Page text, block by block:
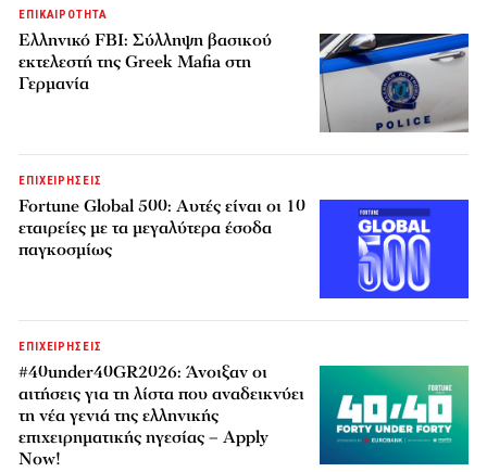
ΕΠΙΚΑΙΡΟΤΗΤΑ
Ελληνικό FBI: Σύλληψη βασικού
εκτελεστή της Greek Mafia στη
Γερμανία
ΕΠΙΧΕΙΡΗΣΕΙΣ
Fortune Global 500: Αυτές είναι οι 10
εταιρείες με τα μεγαλύτερα έσοδα
παγκοσμίως
ΕΠΙΧΕΙΡΗΣΕΙΣ
#40under40GR2026: Άνοιξαν οι
αιτήσεις για τη λίστα που αναδεικνύει
τη νέα γενιά της ελληνικής
επιχειρηματικής ηγεσίας – Apply
Now!